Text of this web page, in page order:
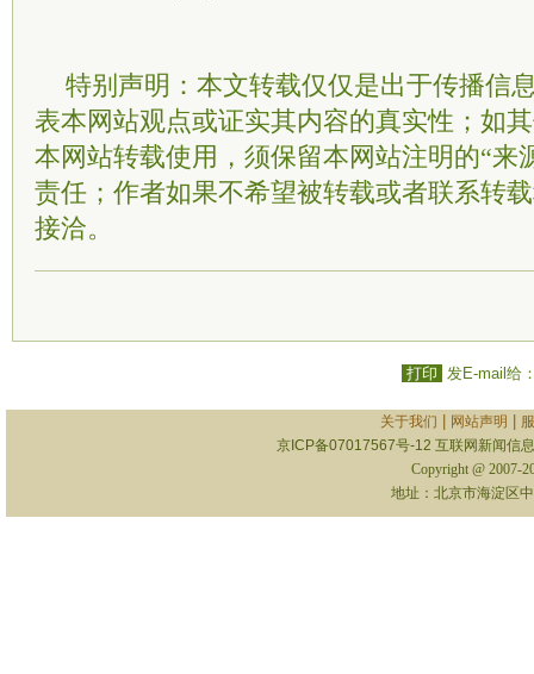
特别声明：本文转载仅仅是出于传播信
表本网站观点或证实其内容的真实性；如
本网站转载使用，须保留本网站注明的“来
责任；作者如果不希望被转载或者联系转
接洽。
打印 发E-mail给
关于我们 网站声明
京ICP备07017567号-12 互联网新闻信
Copyright @ 2007-
地址：北京市海淀区